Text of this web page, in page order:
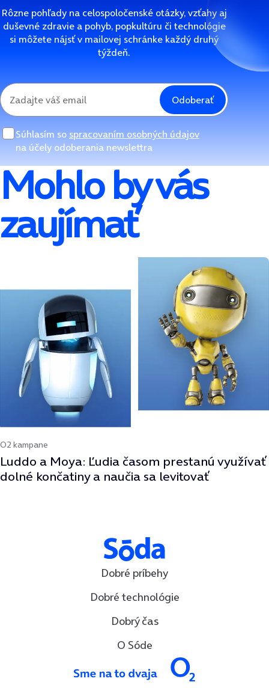
Rôzne pohľady na celospoločenské otázky, vzťahy aj
duševné zdravie a pohyb, popkultúru či technológie
si môžete nájsť v mailovej schránke každý druhý
týždeň.
Odoberať
Súhlasím so spracovaním osobných údajov
na účely odoberania newslettra
Mohlo by vás
zaujímať
O2 kampane
Luddo a Moya: Ľudia časom prestanú využívať
dolné končatiny a naučia sa levitovať
Dobré príbehy
Dobré technológie
Dobrý čas
O Sóde